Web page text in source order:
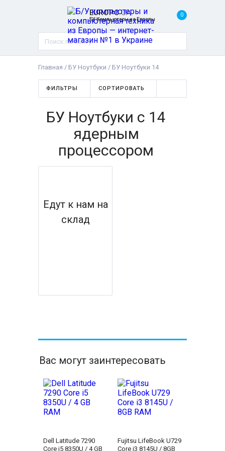
EUROPC.UA
БУ Компьютеры из Европы
0
Главная / БУ Ноутбуки / БУ Ноутбуки 14
ФИЛЬТРЫ СОРТИРОВАТЬ
БУ Ноутбуки с 14
ядерным
процессором
Едут к нам на
склад
Вас могут заинтересовать
Dell Latitude 7290
Core i5 8350U / 4 GB
Fujitsu LifeBook U729
Core i3 8145U / 8GB